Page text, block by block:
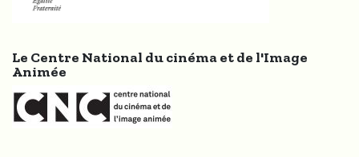
Le Centre National du cinéma et de l'Image
Animée